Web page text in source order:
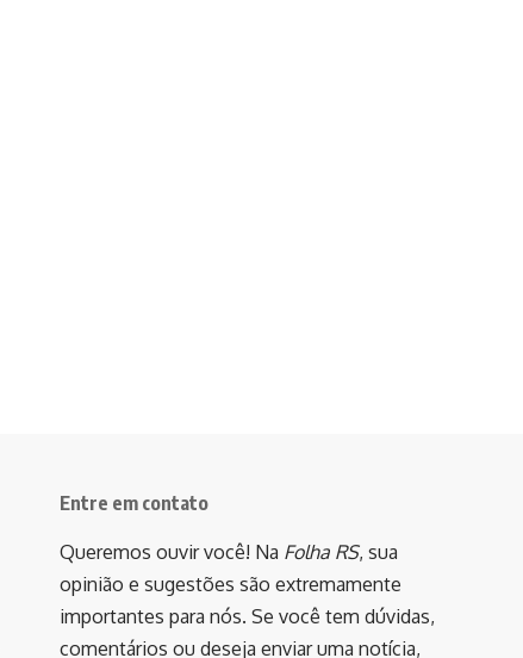
Entre em contato
Queremos ouvir você! Na Folha RS, sua
opinião e sugestões são extremamente
importantes para nós. Se você tem dúvidas,
comentários ou deseja enviar uma notícia,